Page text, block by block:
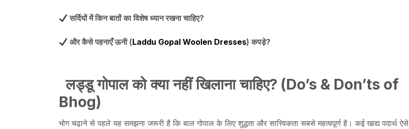
सर्दियों में किन बातों का विशेष ध्यान रखना चाहिए?
और कैसे पहनाएँ ऊनी (Laddu Gopal Woolen Dresses) कपड़े?
लड्डू गोपाल को क्या नहीं खिलाना चाहिए? (Do’s & Don’ts of
Bhog)
भोग चढ़ाने से पहले यह समझना जरूरी है कि बाल गोपाल के लिए शुद्धता और सात्त्विकता सबसे महत्वपूर्ण है। कई खाद्य पदार्थ ऐसे